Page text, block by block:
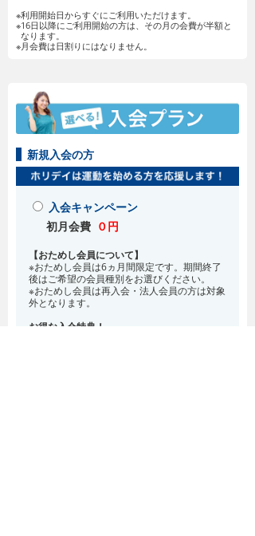
※利用開始日からすぐにご利用いただけます。
※16日以降にご利用開始の方は、その月の会費が半額と
なります。
※月会費は日割りにはなりません。
新規入会の方
入会キャンペーン
初月会費 ０円
【おためし会員について】
※おためし会員は6ヵ月間限定です。期間終了
後はご希望の会員種別をお選びください。
※おためし会員は再入会・法人会員の方は対象
外となります。
お得な入会特典！